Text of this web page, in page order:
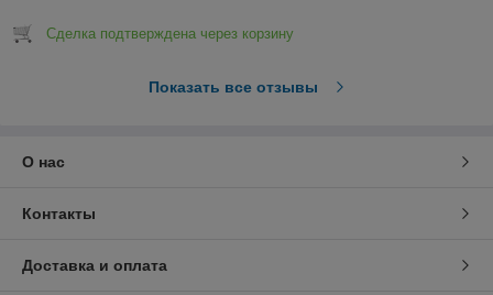
Сделка подтверждена через корзину
Показать все отзывы
О нас
Контакты
Доставка и оплата